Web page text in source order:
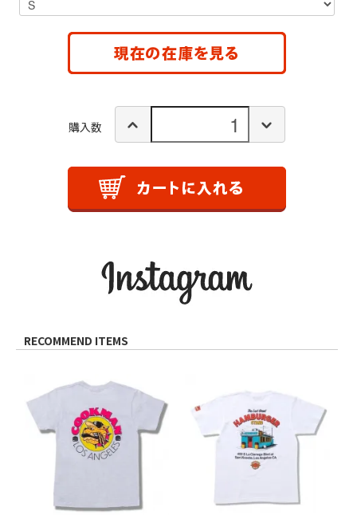
購入数
RECOMMEND ITEMS